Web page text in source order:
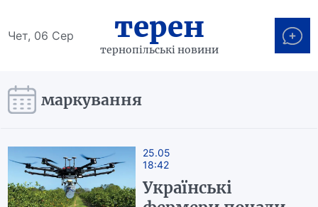
Чет, 06 Сер терен
тернопільські новини
маркування
25.05
18:42
Українські